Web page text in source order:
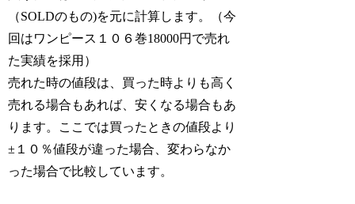
（SOLDのもの)を元に計算します。（今
回はワンピース１０６巻18000円で売れ
た実績を採用）
売れた時の値段は、買った時よりも高く
売れる場合もあれば、安くなる場合もあ
ります。ここでは買ったときの値段より
±１０％値段が違った場合、変わらなか
った場合で比較しています。